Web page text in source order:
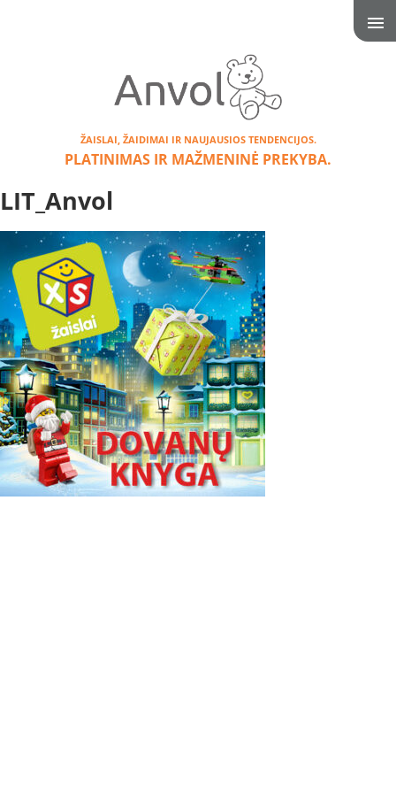
ŽAISLAI, ŽAIDIMAI IR NAUJAUSIOS TENDENCIJOS.
PLATINIMAS IR MAŽMENINĖ PREKYBA.
LIT_Anvol